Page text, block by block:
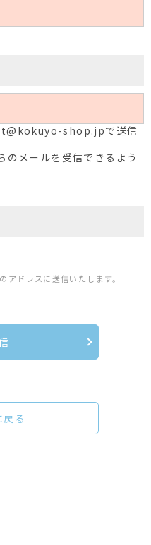
shop.jpで送信
メールを受信できるよう
ドレスに送信いたします。
戻る